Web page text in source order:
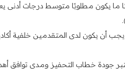
أن يكون لدى المتقدمين خلفية
جودة خطاب التحفيز ومدى توافق